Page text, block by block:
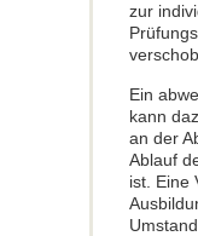
zur
Ein
kann
an der
Ablauf
ist. Eine